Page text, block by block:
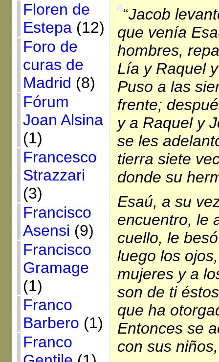
Floren de
Estepa(12)
Foro de
curas de
Madrid (8)
Fórum
Joan Alsina
(1)
Francesco
Strazzari
(3)
Francisco
Asensi (9)
Francisco
Gramage
(1)
Franco
Barbero (1)
Franco
“Jacob
que venía
hombres,
Lía y Raquel
Puso a las
frente;
y a Raquel y
se les
tierra siete
donde su
Esaú, a su
encuentro, le
cuello, le
luego los
mujeres y a
son de ti
que ha
Entonces se
con sus